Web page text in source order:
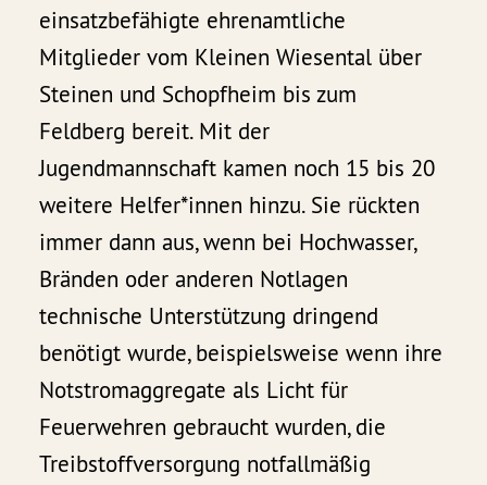
einsatzbefähigte ehrenamtliche
Mitglieder vom Kleinen Wiesental über
Steinen und Schopfheim bis zum
Feldberg bereit. Mit der
Jugendmannschaft kamen noch 15 bis 20
weitere Helfer*innen hinzu. Sie rückten
immer dann aus, wenn bei Hochwasser,
Bränden oder anderen Notlagen
technische Unterstützung dringend
benötigt wurde, beispielsweise wenn ihre
Notstromaggregate als Licht für
Feuerwehren gebraucht wurden, die
Treibstoffversorgung notfallmäßig